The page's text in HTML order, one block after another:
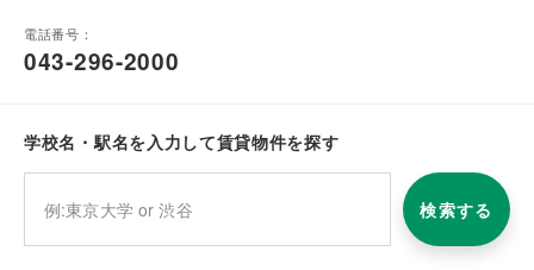
電話番号：
043-296-2000
学校名・駅名を入力して賃貸物件を探す
検索する